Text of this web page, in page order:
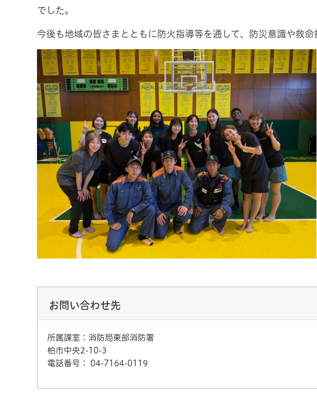
でした。
今後も地域の皆さまとともに防火指導等を通して、防災意識や救命
お問い合わせ先
所属課室：消防局東部消防署
柏市中央2-10-3
電話番号：
04-7164-0119